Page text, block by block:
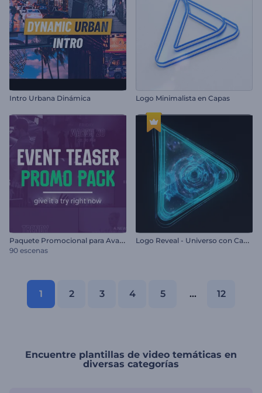
Intro Urbana Dinámica Logo Minimalista en Capas
P
aquete Promocional para Avances de Eventos
90 escenas
L
ogo Reveal - Universo con Campo de Estrellas
1 2 3 4 5 ... 12
Encuentre plantillas de video temáticas en
diversas categorías